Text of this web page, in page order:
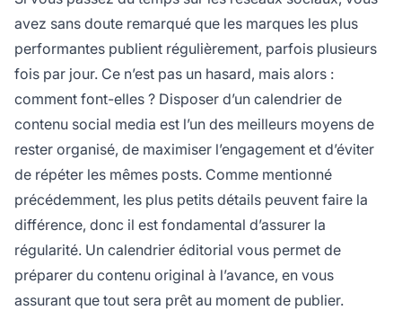
avez sans doute remarqué que les marques les plus
performantes publient régulièrement, parfois plusieurs
fois par jour. Ce n’est pas un hasard, mais alors :
comment font-elles ? Disposer d’un calendrier de
contenu social media est l’un des meilleurs moyens de
rester organisé, de maximiser l’engagement et d’éviter
de répéter les mêmes posts. Comme mentionné
précédemment, les plus petits détails peuvent faire la
différence, donc il est fondamental d’assurer la
régularité. Un calendrier éditorial vous permet de
préparer du contenu original à l’avance, en vous
assurant que tout sera prêt au moment de publier.